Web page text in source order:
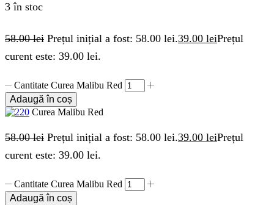
3 în stoc
58.00lei Prețul inițial a fost: 58.00 lei.39.00 leiPrețul
curent este: 39.00 lei.
Cantitate Curea Malibu Red
Adaugă în coș
Curea Malibu Red
58.00lei Prețul inițial a fost: 58.00 lei.39.00 leiPrețul
curent este: 39.00 lei.
Cantitate Curea Malibu Red
Adaugă în coș